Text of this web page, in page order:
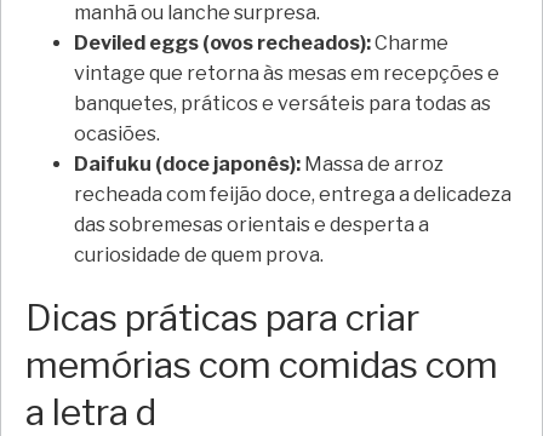
manhã ou lanche surpresa.
Deviled eggs (ovos recheados):Charme
vintage que retorna às mesas em recepções e
banquetes, práticos e versáteis para todas as
ocasiões.
Daifuku (doce japonês): Massa de arroz
recheada com feijão doce, entrega a delicadeza
das sobremesas orientais e desperta a
curiosidade de quem prova.
Dicas práticas para criar
memórias com comidas com
a letra d